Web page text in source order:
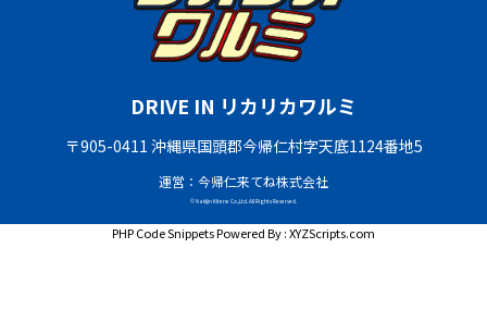
DRIVE IN リカリカワルミ
〒905-0411 沖縄県国頭郡今帰仁村字天底1124番地5
運営：今帰仁来てね株式会社
© Nakijin Kitene Co.,Ltd. All Rights Reserved.
PHP Code SnippetsPowered By :XYZScripts.com